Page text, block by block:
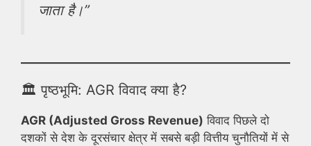
जाता है।”
🏛️ पृष्ठभूमि: AGR विवाद क्या है?
AGR (Adjusted Gross Revenue) विवाद पिछले दो
दशकों से देश के दूरसंचार क्षेत्र में सबसे बड़ी वित्तीय चुनौतियों में से